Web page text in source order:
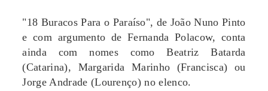
"18 Buracos Para o Paraíso", de João Nuno Pinto
e com argumento de Fernanda Polacow, conta
ainda com nomes como Beatriz Batarda
(Catarina), Margarida Marinho (Francisca) ou
Jorge Andrade (Lourenço) no elenco.